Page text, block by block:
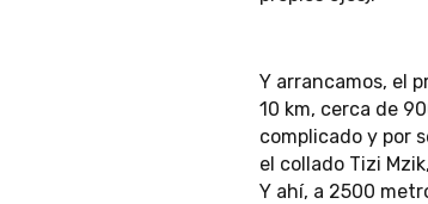
Y arrancamos, el
10 km, cerca de
complicado y por
el collado Tizi
Y ahí, a 2500